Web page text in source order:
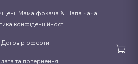
Мама фокача & Папа чача
конфіденційності
Договір оферти
та повернення